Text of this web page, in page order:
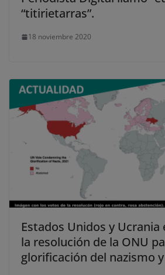
“titirietarras”.
18 noviembre 2020
Estados Unidos y
la resolución de la ONU
glorificación del nazismo